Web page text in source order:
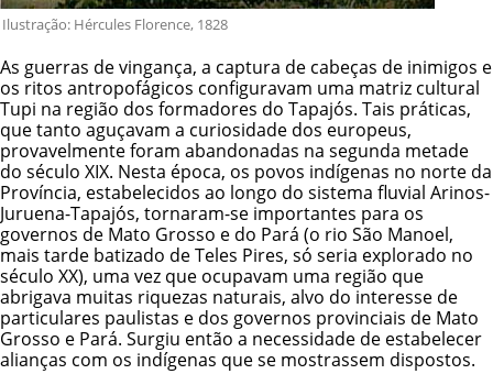
Ilustração: Hércules Florence, 1828
As guerras de vingança, a captura de cabeças de inimigos e
os ritos antropofágicos configuravam uma matriz cultural
Tupi na região dos formadores do Tapajós. Tais práticas,
que tanto aguçavam a curiosidade dos europeus,
provavelmente foram abandonadas na segunda metade
do século XIX. Nesta época, os povos indígenas no norte da
Província, estabelecidos ao longo do sistema fluvial Arinos-
Juruena-Tapajós, tornaram-se importantes para os
governos de Mato Grosso e do Pará (o rio São Manoel,
mais tarde batizado de Teles Pires, só seria explorado no
século XX), uma vez que ocupavam uma região que
abrigava muitas riquezas naturais, alvo do interesse de
particulares paulistas e dos governos provinciais de Mato
Grosso e Pará. Surgiu então a necessidade de estabelecer
alianças com os indígenas que se mostrassem dispostos.